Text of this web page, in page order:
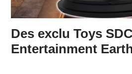
Des exclu Toys
Entertainment